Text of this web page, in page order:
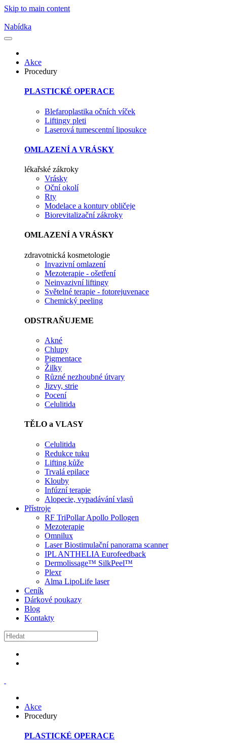
Skip to main content
Nabídka
Akce
Procedury
PLASTICKÉ OPERACE
Blefaroplastika očních víček
Liftingy pleti
Laserová tumescentní liposukce
OMLAZENÍ A VRÁSKY
lékařské zákroky
Vrásky
Oční okolí
Rty
Modelace a kontury obličeje
Biorevitalizační zákroky
OMLAZENÍ A VRÁSKY
zdravotnická kosmetologie
Invazivní omlazení
Mezoterapie - ošetření
Neinvazivní liftingy
Světelné terapie - fotorejuvenace
Chemický peeling
ODSTRAŇUJEME
Akné
Chlupy
Pigmentace
Žilky
Různé nezhoubné útvary
Jizvy, strie
Pocení
Celulitida
TĚLO a VLASY
Celulitida
Redukce tuku
Lifting kůže
Trvalá epilace
Klouby
Infúzní terapie
Alopecie, vypadávání vlasů
Přístroje
RF TriPollar Apollo Pollogen
Mezoterapie
Omnilux
Laser Biostimulační panorama scanner
IPL ANTHELIA Eurofeedback
Dermolissage™ SilkPeel™
Plexr
Alma LipoLife laser
Ceník
Dárkové poukazy
Blog
Kontakty
Akce
Procedury
PLASTICKÉ OPERACE